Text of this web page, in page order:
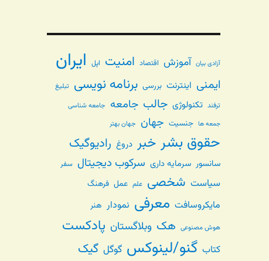
آزادی بیان آموزش اقتصاد امنیت اپل ایران
ایمنی اینترنت بررسی برنامه نویسی تبلیغ
ترفند تکنولوژی جالب جامعه جامعه شناسی
جمعه ها جنسیت جهان جهان بهتر
حقوق بشر خبر دروغ رادیوگیک
سانسور سرمایه داری سرکوب دیجیتال سفر
سیاست شخصی علم عمل فرهنگ
مایکروسافت معرفی نمودار هنر
هوش مصنوعی هک وبلاگستان پادکست
کتاب گنو/لینوکس گوگل گیک